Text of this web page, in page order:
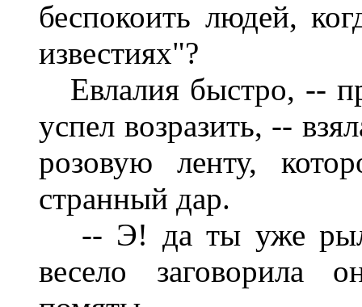
беспокоить людей,
известиях"?
Евлалия быстро, --
успел возразить, --
розовую ленту,
странный дар.
-- Э! да ты уже
весело заговорила